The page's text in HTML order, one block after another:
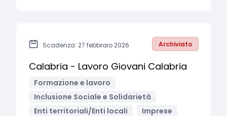
Scadenza: 27 febbraio 2026 Archiviato
Calabria - Lavoro Giovani Calabria
Formazione e lavoro
Inclusione Sociale e Solidarietà
Enti territoriali/Enti locali
Imprese